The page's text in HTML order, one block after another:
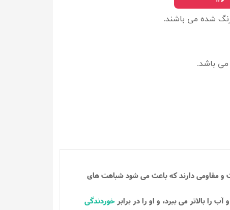
شده می باشند.
می باشد.
و مقاومی دارند که باعث می شود شباهت های
را بالاتر می ببرد، و او را در برابر خوردندگی